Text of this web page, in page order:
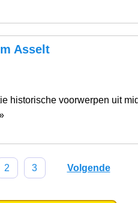
Asselt
historische voorwerpen uit
2 3 Volgende